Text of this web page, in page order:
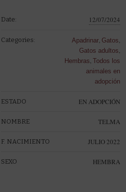
Date: 12/07/2024
Categories: Apadrinar, Gatos,
Gatos adultos,
Hembras, Todos los
animales en
adopción
ESTADO EN ADOPCIÓN
NOMBRE TELMA
F. NACIMIENTO JULIO 2022
SEXO HEMBRA